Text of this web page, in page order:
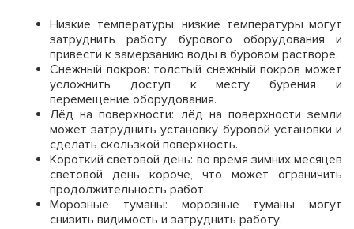
Низкие температуры: низкие температуры могут
затруднить работу бурового оборудования и
привести к замерзанию воды в буровом растворе.
Снежный покров: толстый снежный покров может
усложнить доступ к месту бурения и
перемещение оборудования.
Лёд на поверхности: лёд на поверхности земли
может затруднить установку буровой установки и
сделать скользкой поверхность.
Короткий световой день: во время зимних месяцев
световой день короче, что может ограничить
продолжительность работ.
Морозные туманы: морозные туманы могут
снизить видимость и затруднить работу.